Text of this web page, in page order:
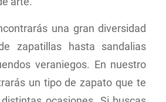
una gran diversidad
zapatillas hasta sandalias
veraniegos. En nuestro
un tipo de zapato que te